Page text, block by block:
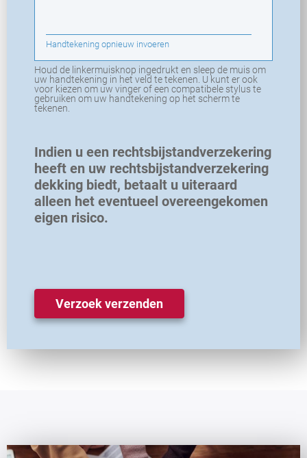
Handtekening opnieuw invoeren
Houd de linkermuisknop ingedrukt en sleep de muis om
uw handtekening in het veld te tekenen. U kunt er ook
voor kiezen om uw vinger of een compatibele stylus te
gebruiken om uw handtekening op het scherm te
tekenen.
Indien u een rechtsbijstandverzekering
heeft en uw rechtsbijstandverzekering
dekking biedt, betaalt u uiteraard
alleen het eventueel overeengekomen
eigen risico.
Verzoek verzenden